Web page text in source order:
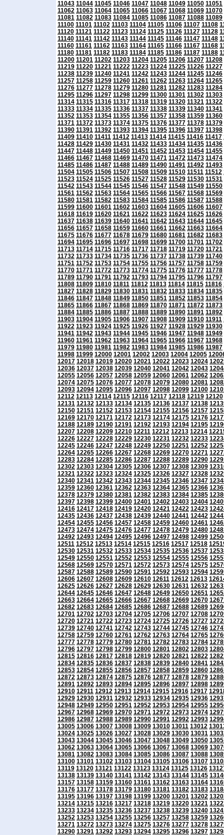
11043 11044 11045 11046 11047 11048 11049 11050 11051
11062 11063 11064 11065 11066 11067 11068 11069 11070
11081 11082 11083 11084 11085 11086 11087 11088 11089
11100 11101 11102 11103 11104 11105 11106 11107 11108
11120 11121 11122 11123 11124 11125 11126 11127 11128
11140 11141 11142 11143 11144 11145 11146 11147 11148
11160 11161 11162 11163 11164 11165 11166 11167 11168
11180 11181 11182 11183 11184 11185 11186 11187 11188
11200 11201 11202 11203 11204 11205 11206 11207 11208
11219 11220 11221 11222 11223 11224 11225 11226 11227
11238 11239 11240 11241 11242 11243 11244 11245 11246
11257 11258 11259 11260 11261 11262 11263 11264 11265
11276 11277 11278 11279 11280 11281 11282 11283 11284
11295 11296 11297 11298 11299 11300 11301 11302 11303
11314 11315 11316 11317 11318 11319 11320 11321 11322
11333 11334 11335 11336 11337 11338 11339 11340 11341
11352 11353 11354 11355 11356 11357 11358 11359 11360
11371 11372 11373 11374 11375 11376 11377 11378 11379
11390 11391 11392 11393 11394 11395 11396 11397 11398
11409 11410 11411 11412 11413 11414 11415 11416 11417
11428 11429 11430 11431 11432 11433 11434 11435 11436
11447 11448 11449 11450 11451 11452 11453 11454 11455
11466 11467 11468 11469 11470 11471 11472 11473 11474
11485 11486 11487 11488 11489 11490 11491 11492 11493
11504 11505 11506 11507 11508 11509 11510 11511 11512
11523 11524 11525 11526 11527 11528 11529 11530 11531
11542 11543 11544 11545 11546 11547 11548 11549 11550
11561 11562 11563 11564 11565 11566 11567 11568 11569
11580 11581 11582 11583 11584 11585 11586 11587 11588
11599 11600 11601 11602 11603 11604 11605 11606 11607
11618 11619 11620 11621 11622 11623 11624 11625 11626
11637 11638 11639 11640 11641 11642 11643 11644 11645
11656 11657 11658 11659 11660 11661 11662 11663 11664
11675 11676 11677 11678 11679 11680 11681 11682 11683
11694 11695 11696 11697 11698 11699 11700 11701 11702
11713 11714 11715 11716 11717 11718 11719 11720 11721
11732 11733 11734 11735 11736 11737 11738 11739 11740
11751 11752 11753 11754 11755 11756 11757 11758 11759
11770 11771 11772 11773 11774 11775 11776 11777 11778
11789 11790 11791 11792 11793 11794 11795 11796 11797
11808 11809 11810 11811 11812 11813 11814 11815 11816
11827 11828 11829 11830 11831 11832 11833 11834 11835
11846 11847 11848 11849 11850 11851 11852 11853 11854
11865 11866 11867 11868 11869 11870 11871 11872 11873
11884 11885 11886 11887 11888 11889 11890 11891 11892
11903 11904 11905 11906 11907 11908 11909 11910 11911
11922 11923 11924 11925 11926 11927 11928 11929 11930
11941 11942 11943 11944 11945 11946 11947 11948 11949
11960 11961 11962 11963 11964 11965 11966 11967 11968
11979 11980 11981 11982 11983 11984 11985 11986 11987
11998 11999 12000 12001 12002 12003 12004 12005
12017 12018 12019 12020 12021 12022 12023 12024
12036 12037 12038 12039 12040 12041 12042 12043
12055 12056 12057 12058 12059 12060 12061 12062
12074 12075 12076 12077 12078 12079 12080 12081
12093 12094 12095 12096 12097 12098 12099 12100
12112 12113 12114 12115 12116 12117 12118 12119 12120
12131 12132 12133 12134 12135 12136 12137 12138
12150 12151 12152 12153 12154 12155 12156 12157
12169 12170 12171 12172 12173 12174 12175 12176
12188 12189 12190 12191 12192 12193 12194 12195
12207 12208 12209 12210 12211 12212 12213 12214
12226 12227 12228 12229 12230 12231 12232 12233
12245 12246 12247 12248 12249 12250 12251 12252
12264 12265 12266 12267 12268 12269 12270 12271
12283 12284 12285 12286 12287 12288 12289 12290
12302 12303 12304 12305 12306 12307 12308 12309
12321 12322 12323 12324 12325 12326 12327 12328
12340 12341 12342 12343 12344 12345 12346 12347
12359 12360 12361 12362 12363 12364 12365 12366
12378 12379 12380 12381 12382 12383 12384 12385
12397 12398 12399 12400 12401 12402 12403 12404
12416 12417 12418 12419 12420 12421 12422 12423
12435 12436 12437 12438 12439 12440 12441 12442
12454 12455 12456 12457 12458 12459 12460 12461
12473 12474 12475 12476 12477 12478 12479 12480
12492 12493 12494 12495 12496 12497 12498 12499
12511 12512 12513 12514 12515 12516 12517 12518
12530 12531 12532 12533 12534 12535 12536 12537
12549 12550 12551 12552 12553 12554 12555 12556
12568 12569 12570 12571 12572 12573 12574 12575
12587 12588 12589 12590 12591 12592 12593 12594
12606 12607 12608 12609 12610 12611 12612 12613
12625 12626 12627 12628 12629 12630 12631 12632
12644 12645 12646 12647 12648 12649 12650 12651
12663 12664 12665 12666 12667 12668 12669 12670
12682 12683 12684 12685 12686 12687 12688 12689
12701 12702 12703 12704 12705 12706 12707 12708
12720 12721 12722 12723 12724 12725 12726 12727
12739 12740 12741 12742 12743 12744 12745 12746
12758 12759 12760 12761 12762 12763 12764 12765
12777 12778 12779 12780 12781 12782 12783 12784
12796 12797 12798 12799 12800 12801 12802 12803
12815 12816 12817 12818 12819 12820 12821 12822
12834 12835 12836 12837 12838 12839 12840 12841
12853 12854 12855 12856 12857 12858 12859 12860
12872 12873 12874 12875 12876 12877 12878 12879
12891 12892 12893 12894 12895 12896 12897 12898
12910 12911 12912 12913 12914 12915 12916 12917
12929 12930 12931 12932 12933 12934 12935 12936
12948 12949 12950 12951 12952 12953 12954 12955
12967 12968 12969 12970 12971 12972 12973 12974
12986 12987 12988 12989 12990 12991 12992 12993
13005 13006 13007 13008 13009 13010 13011 13012
13024 13025 13026 13027 13028 13029 13030 13031
13043 13044 13045 13046 13047 13048 13049 13050
13062 13063 13064 13065 13066 13067 13068 13069
13081 13082 13083 13084 13085 13086 13087 13088
13100 13101 13102 13103 13104 13105 13106 13107
13119 13120 13121 13122 13123 13124 13125 13126
13138 13139 13140 13141 13142 13143 13144 13145
13157 13158 13159 13160 13161 13162 13163 13164
13176 13177 13178 13179 13180 13181 13182 13183
13195 13196 13197 13198 13199 13200 13201 13202
13214 13215 13216 13217 13218 13219 13220 13221
13233 13234 13235 13236 13237 13238 13239 13240
13252 13253 13254 13255 13256 13257 13258 13259
13271 13272 13273 13274 13275 13276 13277 13278
13290 13291 13292 13293 13294 13295 13296 13297